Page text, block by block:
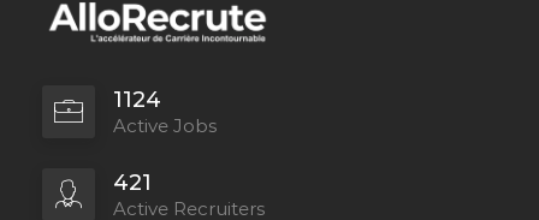
1124
Active Jobs
421
Active Recruiters